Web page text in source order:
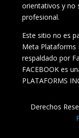
orientativos y no
profesional.
Este sitio no es
Meta Plataforms
respaldado por
FACEBOOK es
PLATAFORMS
Derechos